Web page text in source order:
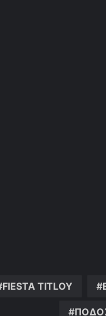
FIESTA TITLOY